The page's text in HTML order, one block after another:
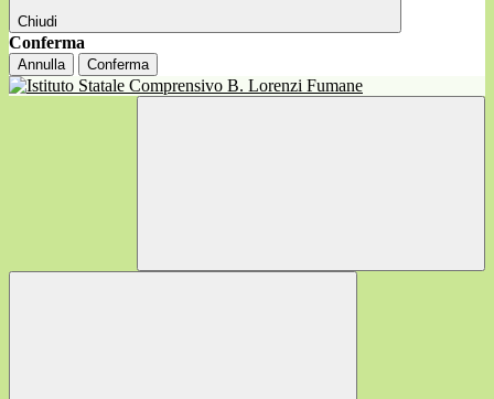
Chiudi
Conferma
Annulla Conferma